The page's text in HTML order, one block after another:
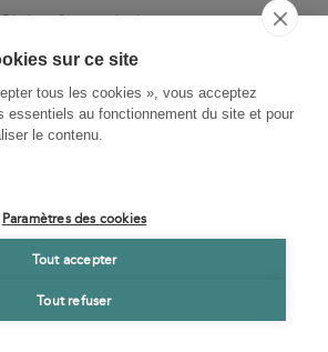
sur ce site
tous les cookies », vous acceptez
essentiels au fonctionnement du site et pour
le contenu.
Paramètres des cookies
Tout accepter
Tout refuser
Rights & permissions
La Vie des Classiques
Le Blog